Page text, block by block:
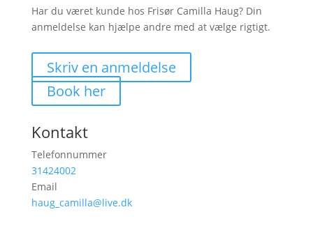
Har du været kunde hos Frisør Camilla Haug? Din
anmeldelse kan hjælpe andre med at vælge rigtigt.
Skriv en anmeldelse
Book her
Kontakt
Telefonnummer
31424002
Email
haug_camilla@live.dk